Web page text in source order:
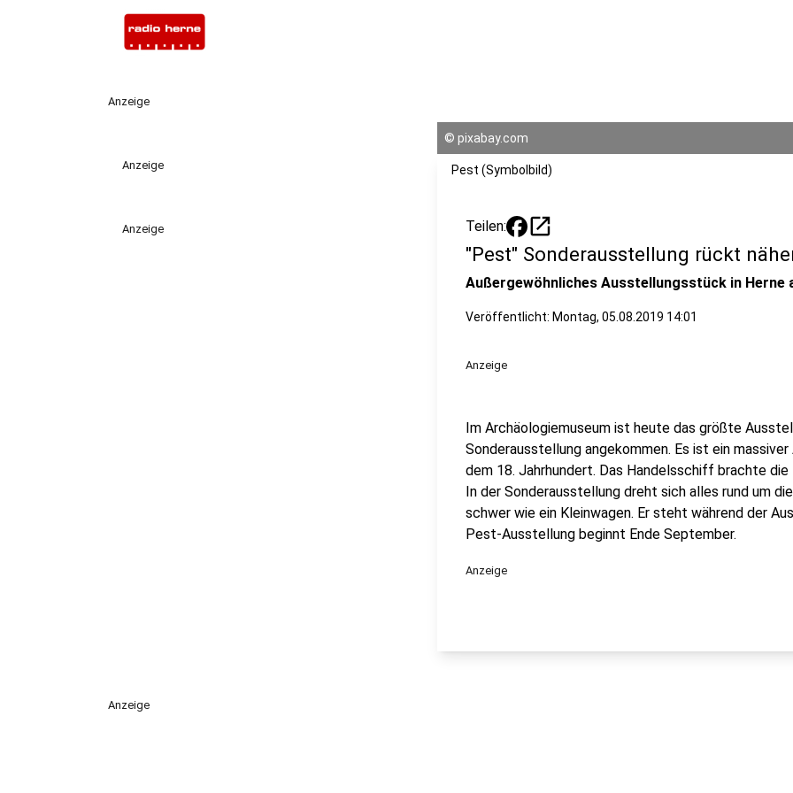
Anzeige
Anzeige
Anzeige
© pixabay.com
Pest (Symbolbild)
Teilen: open_in_new
"Pest" Sonderausstellung rückt
Außergewöhnliches Ausstellungsstück in Herne
Veröffentlicht: Montag, 05.08.2019 14:01
Anzeige
Im Archäologiemuseum ist heute das größte
Sonderausstellung angekommen. Es ist ein
dem 18. Jahrhundert. Das Handelsschiff brachte
In der Sonderausstellung dreht sich alles rund um
schwer wie ein Kleinwagen. Er steht während der
Pest-Ausstellung beginnt Ende September.
Anzeige
Anzeige